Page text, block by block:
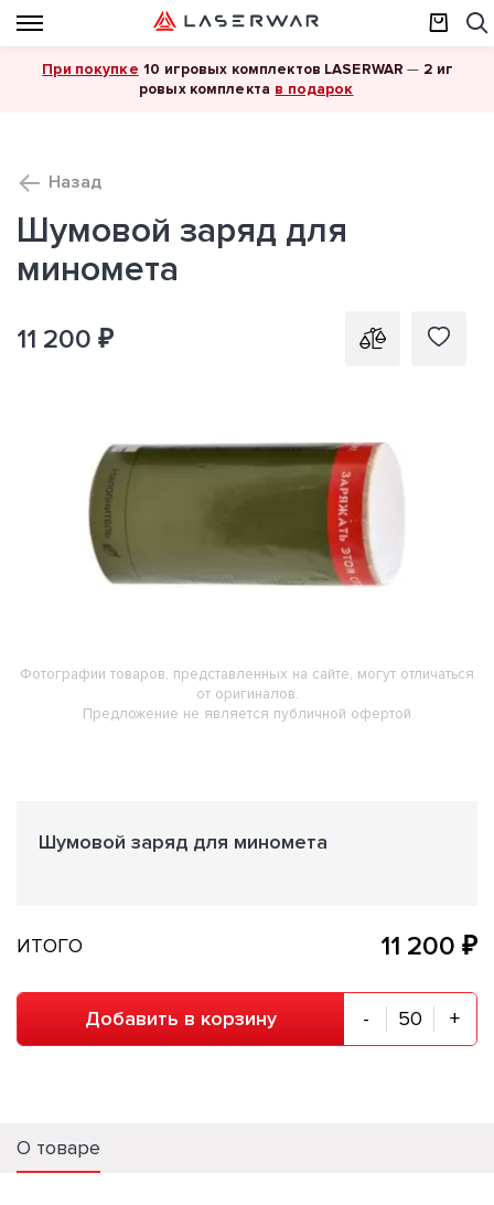
При покупке 10 игровых комплектов LASERWAR — 2 иг
ровых комплекта в подарок
Назад
Шумовой заряд для
миномета
11 200 ₽
Фотографии товаров, представленных на сайте, могут отличаться
от оригиналов.
Предложение не является публичной офертой
Шумовой заряд для миномета
ИТОГО 11 200 ₽
Добавить в корзину - +
О товаре